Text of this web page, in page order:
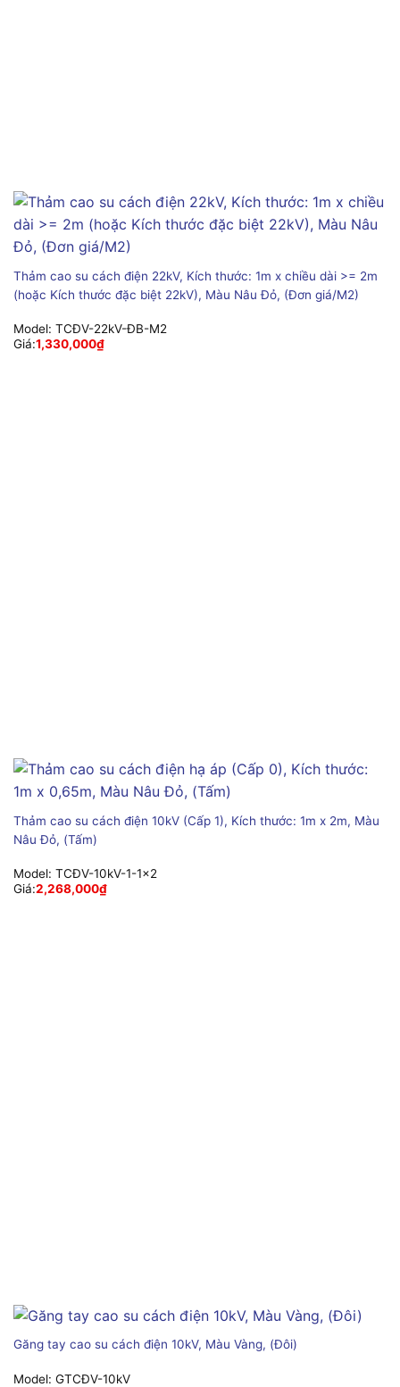
Thảm cao su cách điện 22kV, Kích thước: 1m x chiều dài >= 2m
(hoặc Kích thước đặc biệt 22kV), Màu Nâu Đỏ, (Đơn giá/M2)
Model: TCĐV-22kV-ĐB-M2
Giá:1,330,000₫
Thảm cao su cách điện 10kV (Cấp 1), Kích thước: 1m x 2m, Màu
Nâu Đỏ, (Tấm)
Model: TCĐV-10kV-1-1x2
Giá:2,268,000₫
Găng tay cao su cách điện 10kV, Màu Vàng, (Đôi)
Model: GTCĐV-10kV